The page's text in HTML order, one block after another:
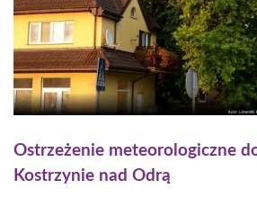
Ostrzeżenie meteorologiczne
Kostrzynie nad Odrą